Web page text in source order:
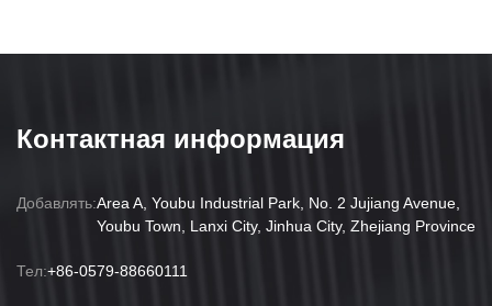
Контактная информация
Добавлять:Area A, Youbu Industrial Park, No. 2 Jujiang Avenue,
Youbu Town, Lanxi City, Jinhua City, Zhejiang Province
Тел:+86-0579-88660111